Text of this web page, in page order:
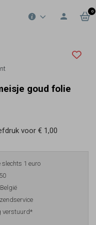
0
goud folie
voor € 1,00
1 euro
verstuurd*